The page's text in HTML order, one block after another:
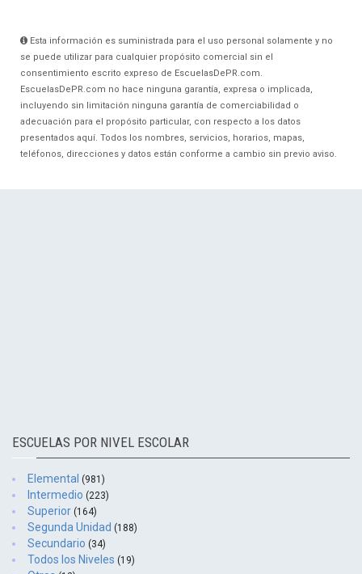
Esta información es suministrada para el uso personal solamente y no
se puede utilizar para cualquier propósito comercial sin el
consentimiento escrito expreso de EscuelasDePR.com.
EscuelasDePR.com no hace ninguna garantía, expresa o implicada,
incluyendo sin limitación ninguna garantía de comerciabilidad o
adecuación para el propósito particular, con respecto a los datos
presentados aquí. Todos los nombres, servicios, horarios, mapas,
teléfonos, direcciones y datos están conforme a cambio sin previo aviso.
ESCUELAS POR NIVEL ESCOLAR
Elemental (981)
Intermedio (223)
Superior (164)
Segunda Unidad (188)
Secundario (34)
Todos los Niveles (19)